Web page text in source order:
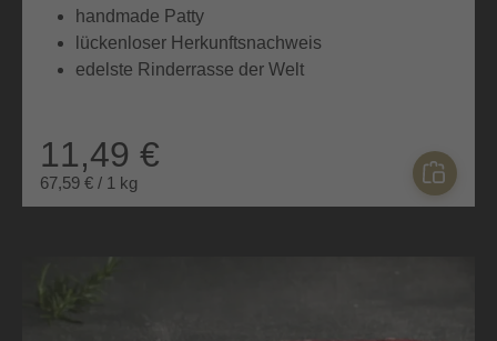
handmade Patty
lückenloser Herkunftsnachweis
edelste Rinderrasse der Welt
11,49 €
67,59 € / 1 kg